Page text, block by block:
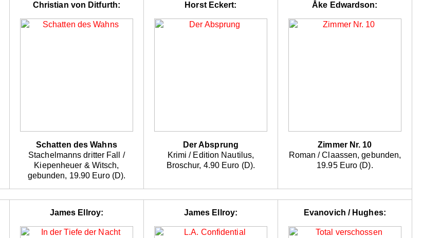
Christian von Ditfurth:
Schatten des Wahns
Stachelmanns dritter Fall /
Kiepenheuer & Witsch,
gebunden, 19.90 Euro (D).
Horst Eckert:
Der Absprung
Krimi / Edition Nautilus,
Broschur, 4.90 Euro (D).
Åke Edwardson:
Zimmer Nr. 10
Roman / Claassen, gebunden,
19.95 Euro (D).
James Ellroy: James Ellroy: Evanovich / Hughes: